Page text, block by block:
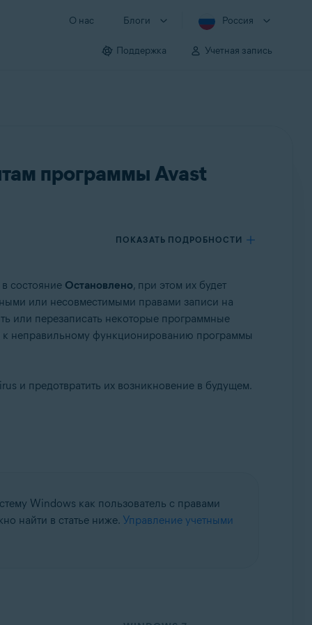
О нас Блоги Россия
Поддержка Учетная запись
программы Avast
ПОКАЗАТЬ ПОДРОБНОСТИ
состояние Остановлено, при этом их будет
или несовместимыми правами записи на
или перезаписать некоторые программные
к неправильному функционированию программы
и предотвратить их возникновение в будущем.
Windows как пользователь с правами
найти в статье ниже. Управление учетными